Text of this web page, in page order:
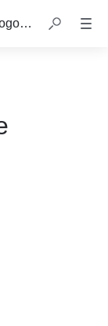
Como solucionar problemas com catálogos de produtos